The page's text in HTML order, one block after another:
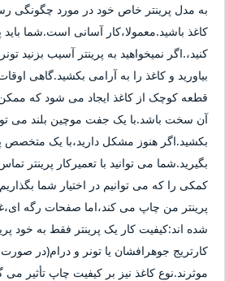
به مدل پرینتر خاص خود در مورد چگونگی
کاغذ باشید.معمولا،کار آسانی است.شما باید
کنید،.اگر نمیخواهید به پرینتر آسیب بزنید
بیاورید و کاغذ را به آرامی بکشید.گاهی
قطعه کوچک از کاغذ ایجاد می شود که
آن سخت باشد.با یک جفت موچین بلند می
بکشید.اگر هنوز مشکل دارید،با یک متخصص
بگیرید.شما می توانید با تعمیرکار پرینتر
کمکی را که می توانیم در اختیار شما
پرینتر من چاپ می کند،اما صفحات رگه
شده اند:کیفیت کار یک پرینتر فقط به خود
کارتریج جوهرافشان یا تونر و درام(در صورت
موثرند.نوع کاغذ نیز بر کیفیت چاپ تأثیر می